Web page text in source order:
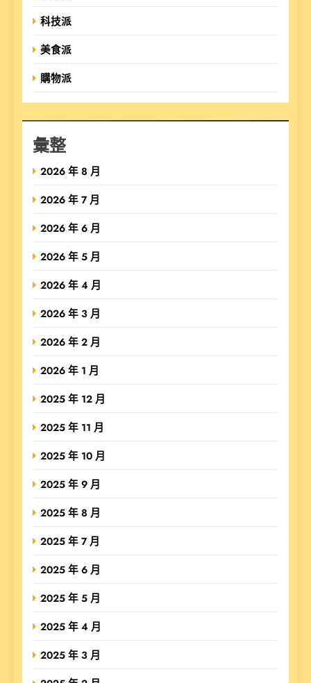
科技派
美食派
購物派
彙整
2026 年 8 月
2026 年 7 月
2026 年 6 月
2026 年 5 月
2026 年 4 月
2026 年 3 月
2026 年 2 月
2026 年 1 月
2025 年 12 月
2025 年 11 月
2025 年 10 月
2025 年 9 月
2025 年 8 月
2025 年 7 月
2025 年 6 月
2025 年 5 月
2025 年 4 月
2025 年 3 月